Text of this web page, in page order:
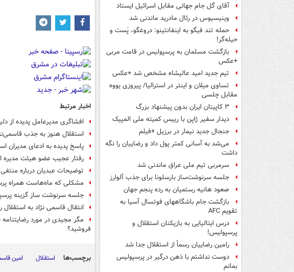
آقای گل جام جهانی مقابل اسرائیل ایستاد
وینیسیوس در رئال مادرید ماندنی شد
حمله تند فیگو به اینفانتینو: دروغگو، پَست‌ و
حیله‌گر!
بازگشت مسلمان به پرسپولیس در قامت مربی
+عکس
تیم جدید امید عالیشاه مشخص شد +عکس
تساوی میلان و اینتر در استرالیا/ پیروزی یووه
مقابل چلسی
۳ کاپیتان ایران بدون پیشنهاد بزرگ
دیدار سفیر ژاپن با رییس کمیته ملی المپیک
جنجال جدید نیمار در برزیل +فیلم
می‌شد به آسانی کمتر پول داد و رضاییان را نگه
داشت
سرمربی تیم ملی عراق ماندنی شد
جلسه سرنوشت‌ساز بارسلونا برای جذب آلوارز
صعود هانیه رستمیان به رده پنجم جهان
بازگشت جام باشگاههای فوتسال آسیا به
تقویم AFC
درس ایتالیایی‌ به بازیکنان استقلال و
پرسپولیس!
رامین رضاییان رسماً از استقلال جدا شد
دوست نداشتم با ذهن درگیر در پرسپولیس
بمانم
اخبار مرتبط
افشاگری مدیرعامل پدیده از
استقلال هنوز به جذب
پاسخ پدیده به ادعای مدیران
رفتار عجیب عضو هیئت مدیره
توضیحات عبدیان درباره
مشکلی که ماه‌هاست همراه
جلسه سرنوشت‌ ساز گزینه
انتقال قاسمی نژاد به
مگر مجیدی در مورد
فروشید؟
برچسب‌ها استقلال امین